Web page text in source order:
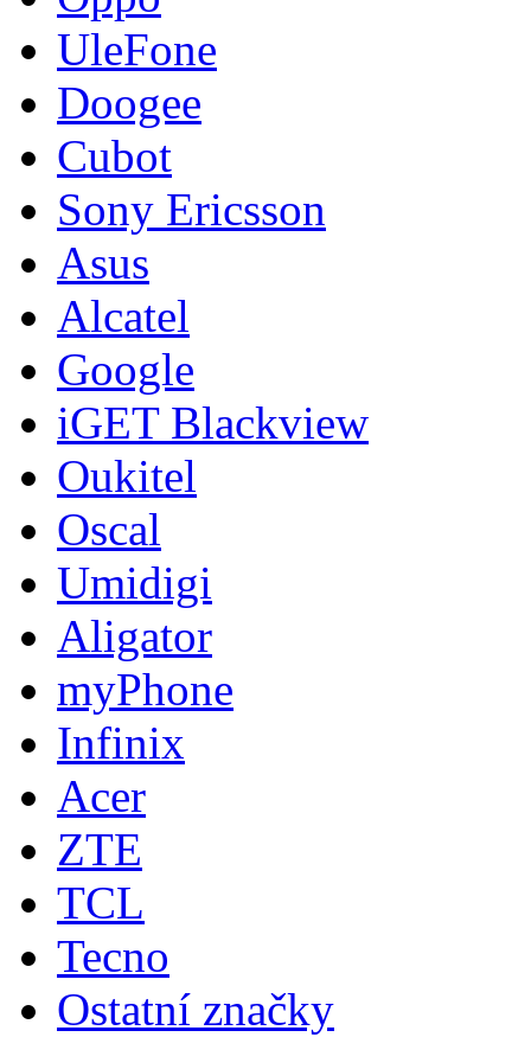
UleFone
Doogee
Cubot
Sony Ericsson
Asus
Alcatel
Google
iGET Blackview
Oukitel
Oscal
Umidigi
Aligator
myPhone
Infinix
Acer
ZTE
TCL
Tecno
Ostatní značky